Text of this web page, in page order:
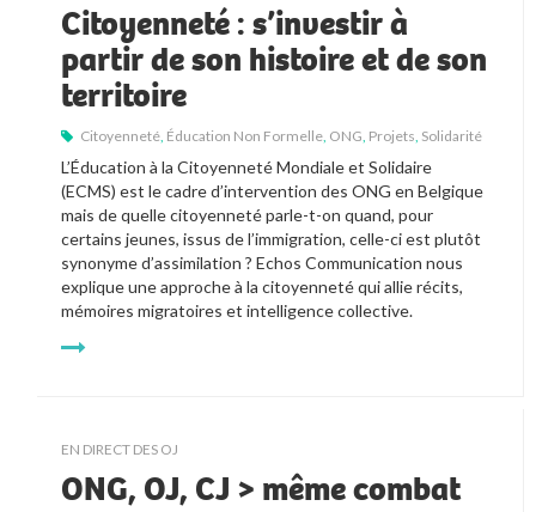
Citoyenneté : s’investir à
partir de son histoire et de son
territoire
Citoyenneté Éducation Non Formelle ONG Projets Solidarité
L’Éducation à la Citoyenneté Mondiale et Solidaire
(ECMS) est le cadre d’intervention des ONG en Belgique
mais de quelle citoyenneté parle-t-on quand, pour
certains jeunes, issus de l’immigration, celle-ci est plutôt
synonyme d’assimilation ? Echos Communication nous
explique une approche à la citoyenneté qui allie récits,
mémoires migratoires et intelligence collective.
EN DIRECT DES OJ
ONG, OJ, CJ > même combat